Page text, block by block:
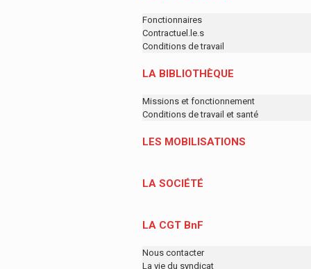
Fonctionnaires
Contractuel.le.s
Conditions de travail
LA BIBLIOTHÈQUE
Missions et fonctionnement
Conditions de travail et santé
LES MOBILISATIONS
LA SOCIÉTÉ
LA CGT BnF
Nous contacter
La vie du syndicat